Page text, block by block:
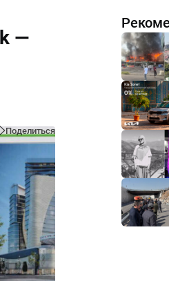
—
Поделиться